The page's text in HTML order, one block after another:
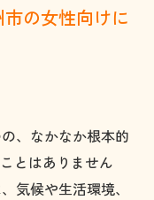
の女性向けに
、なかなか根本的
とはありません
気候や生活環境、